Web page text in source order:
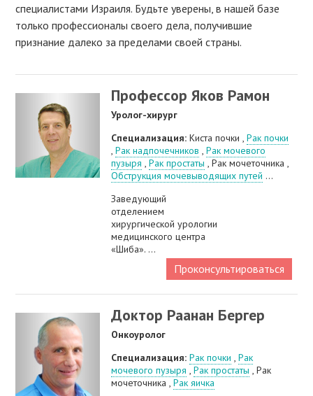
специалистами Израиля. Будьте уверены, в нашей базе
только профессионалы своего дела, получившие
признание далеко за пределами своей страны.
Профессор Яков Рамон
Уролог-хирург
Специализация:Киста почки ,Рак почки
,Рак надпочечников ,Рак мочевого
пузыря ,Рак простаты , Рак мочеточника ,
Обструкция мочевыводящих путей ...
Заведующий
отделением
хирургической урологии
медицинского центра
«Шиба». ...
Проконсультироваться
Доктор Раанан Бергер
Онкоуролог
Специализация:Рак почки ,Рак
мочевого пузыря ,Рак простаты , Рак
мочеточника ,Рак яичка